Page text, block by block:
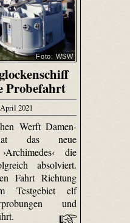
Foto: WSW
Probefahrt
2021
Werft Damen-
das neue
die
absolviert.
Fahrt Richtung
Testgebiet elf
und